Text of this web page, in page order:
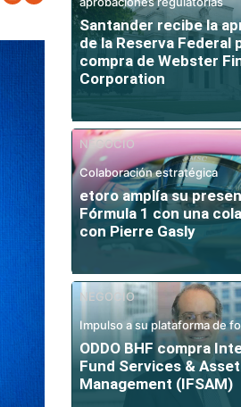
Santander recibe la
de la Reserva Federal
compra de Webster
Corporation
NEGOCIO
Colaboración estratégica
etoro amplía su
Fórmula 1 con una
con Pierre Gasly
NEGOCIO
Impulso a su plataforma de
ODDO BHF compra
Fund Services & Asset
Management (IFSAM)